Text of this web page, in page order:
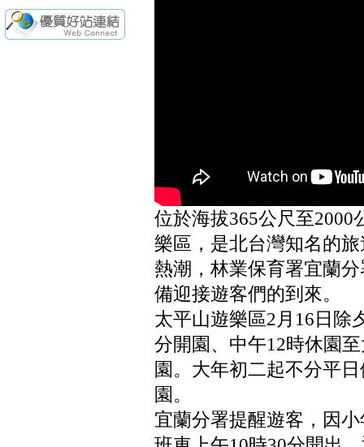
位於海拔365公尺至
樂區，是北台灣知名的
熱潮，林業保育署宜蘭
備迎接遊客們的到來。
太平山遊樂區2月16日除
分開園、中午12時休園
園。大年初二起不分平
園。
宜蘭分署提醒遊客，因